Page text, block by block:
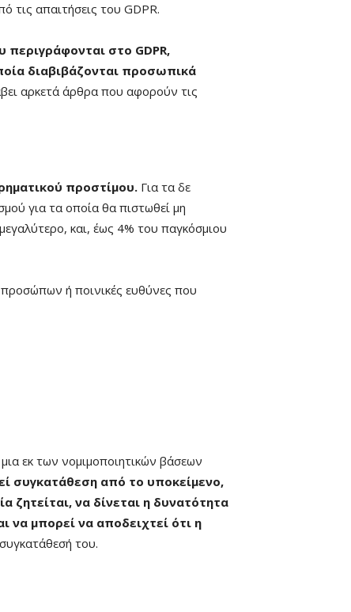
τις απαιτήσεις του GDPR.
στο GDPR,
διαβιβάζονται προσωπικά
αρκετά άρθρα που αφορούν τις
προστίμου. Για τα δε
για τα οποία θα πιστωθεί μη
και, έως 4% του παγκόσμιου
προσώπων ή ποινικές ευθύνες που
εκ των νομιμοποιητικών βάσεων
συγκατάθεση από το υποκείμενο,
ζητείται, να δίνεται η δυνατότητα
να μπορεί να αποδειχτεί ότι η
του.